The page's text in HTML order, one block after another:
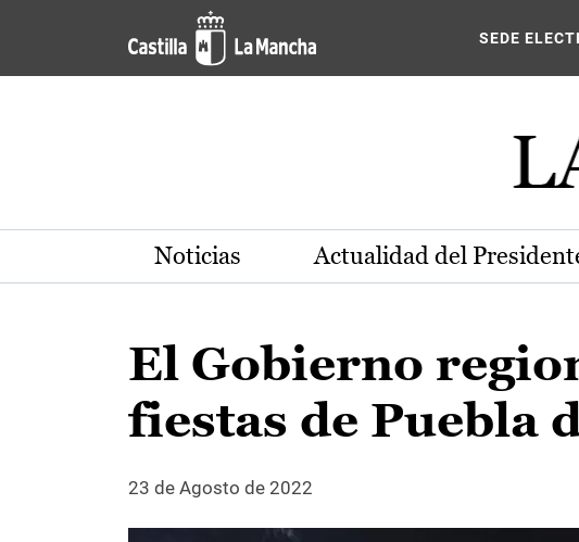
Pasar al contenido principal
SEDE
Noticias Actualidad del
El Gobierno
fiestas de Puebla
23 de Agosto de 2022